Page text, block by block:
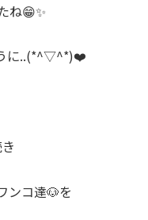
ね😁✨
に..(*^▽^*)❤️
ンコ達🐶を